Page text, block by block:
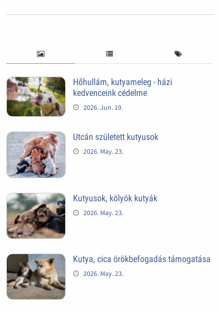
Hőhullám, kutyameleg - házi
kedvenceink cédelme
2026. Jun. 19.
Utcán született kutyusok
2026. May. 23.
Kutyusok, kölyök kutyák
2026. May. 23.
Kutya, cica örökbefogadás támogatása
2026. May. 23.